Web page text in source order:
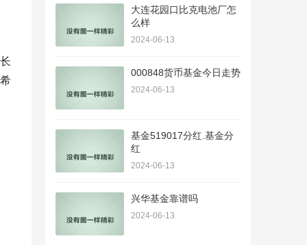
大连花园口比克电池厂怎
么样
2024-06-13
000848货币基金今日走势
2024-06-13
基金519017分红.基金分
红
2024-06-13
兴华基金靠谱吗
2024-06-13